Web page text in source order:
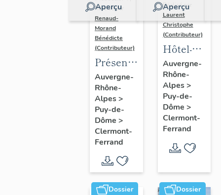
Aperçu
Réalisé par
Renaud-
Morand
Bénédicte
(Contributeur)
Présentation
de
l'opération
ponctuelle
"Muraille
de
Chine"
(de
Clermont-
Ferrand)
Auvergne-
Rhône-
Alpes>
Puy-de-
Dôme >
Clermont-
Ferrand
Aperçu
Réalisé par
Laurent
Christophe
(Contributeur)
Hôtel-
Dieu de
Clermont-
Ferrand
: les
raisons
de
l'étude
Auvergne-
Rhône-
Alpes>
Puy-de-
Dôme >
Clermont-
Ferrand
Dossier Dossier